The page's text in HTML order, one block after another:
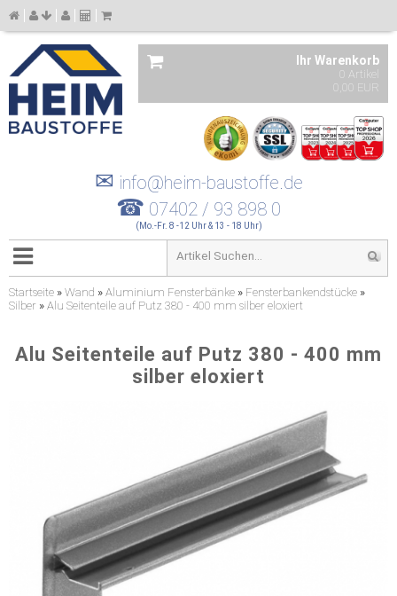
Ihr Warenkorb
0 Artikel
0,00 EUR
✉ info@heim-baustoffe.de
☎ 07402 / 93 898 0
(Mo.-Fr. 8 -12 Uhr & 13 - 18 Uhr)
Startseite » Wand » Aluminium Fensterbänke » Fensterbankendstücke »
Silber » Alu Seitenteile auf Putz 380 - 400 mm silber eloxiert
Alu Seitenteile auf Putz 380 - 400 mm
silber eloxiert